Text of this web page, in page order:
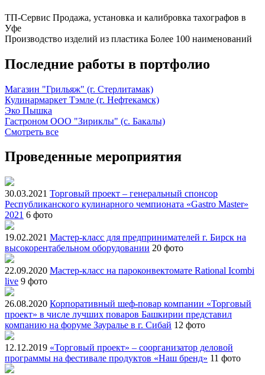
ТП-Сервис Продажа, установка и калибровка тахографов в
Уфе
Производство изделий из пластика Более 100 наименований
Последние работы в портфолио
Магазин "Грильяж" (г. Стерлитамак)
Кулинармаркет Тэмле (г. Нефтекамск)
Эко Пышка
Гастроном ООО "Зириклы" (с. Бакалы)
Смотреть все
Проведенные мероприятия
30.03.2021 Торговый проект – генеральный спонсор
Республиканского кулинарного чемпионата «Gastro Master»
2021 6 фото
19.02.2021 Мастер-класс для предпринимателей г. Бирск на
высокорентабельном оборудовании 20 фото
22.09.2020 Мастер-класс на пароконвектомате Rational Icombi
live 9 фото
26.08.2020 Корпоративный шеф-повар компании «Торговый
проект» в числе лучших поваров Башкирии представил
компанию на форуме Зауралье в г. Сибай 12 фото
12.12.2019 «Торговый проект» – соорганизатор деловой
программы на фестивале продуктов «Наш бренд» 11 фото